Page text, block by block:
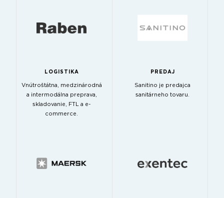
LOGISTIKA
Vnútroštátna, medzinárodná
a intermodálna preprava,
skladovanie, FTL a e-
commerce.
PREDAJ
Sanitino je predajca
sanitárneho tovaru.